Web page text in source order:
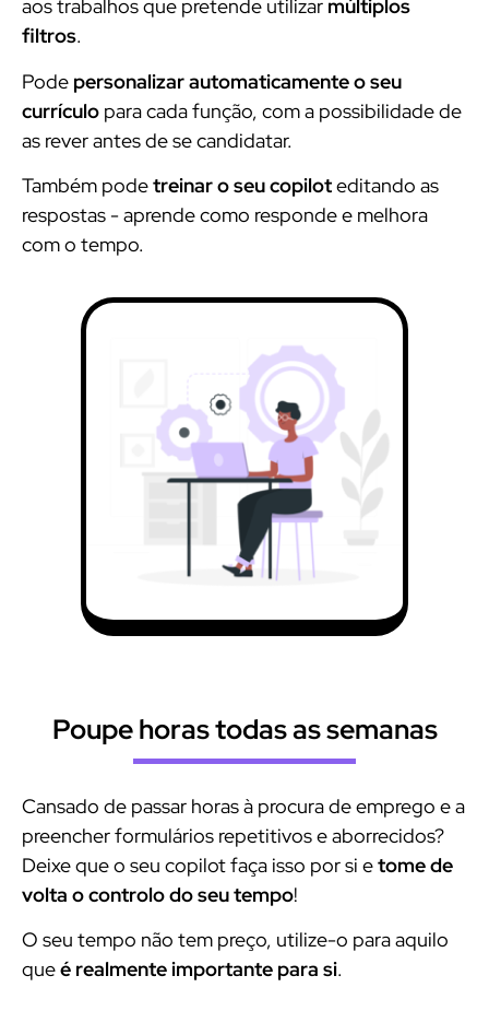
aos trabalhos que pretende utilizar múltiplos
filtros.
Pode personalizar automaticamente o seu
currículo para cada função, com a possibilidade de
as rever antes de se candidatar.
Também podetreinar o seu copiloteditando as
respostas - aprende como responde e melhora
com o tempo.
Poupe horas todas as semanas
Cansado de passar horas à procura de emprego e a
preencher formulários repetitivos e aborrecidos?
Deixe que o seu copilot faça isso por si etome de
volta o controlo do seu tempo!
O seu tempo não tem preço, utilize-o para aquilo
queé realmente importante para si.